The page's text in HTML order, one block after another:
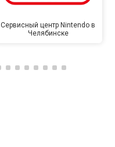
Сервисный центр Nintendo в
Челябинске